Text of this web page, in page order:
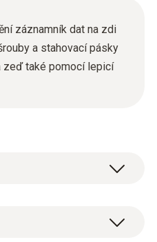
záznamník dat na zdi
a stahovací pásky
zeď také pomocí lepicí